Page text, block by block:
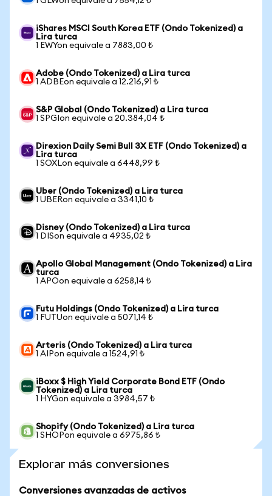
iShares MSCI South Korea ETF (Ondo Tokenized) a
Lira turca
1 EWYon equivale a 7883,00 ₺
Adobe (Ondo Tokenized) a Lira turca
1 ADBEon equivale a 12.216,91 ₺
S&P Global (Ondo Tokenized) a Lira turca
1 SPGIon equivale a 20.384,04 ₺
Direxion Daily Semi Bull 3X ETF (Ondo Tokenized) a
Lira turca
1 SOXLon equivale a 6448,99 ₺
Uber (Ondo Tokenized) a Lira turca
1 UBERon equivale a 3341,10 ₺
Disney (Ondo Tokenized) a Lira turca
1 DISon equivale a 4935,02 ₺
Apollo Global Management (Ondo Tokenized) a Lira
turca
1 APOon equivale a 6258,14 ₺
Futu Holdings (Ondo Tokenized) a Lira turca
1 FUTUon equivale a 5071,14 ₺
Arteris (Ondo Tokenized) a Lira turca
1 AIPon equivale a 1524,91 ₺
iBoxx $ High Yield Corporate Bond ETF (Ondo
Tokenized) a Lira turca
1 HYGon equivale a 3984,57 ₺
Shopify (Ondo Tokenized) a Lira turca
1 SHOPon equivale a 6975,86 ₺
Explorar más conversiones
Conversiones avanzadas de activos